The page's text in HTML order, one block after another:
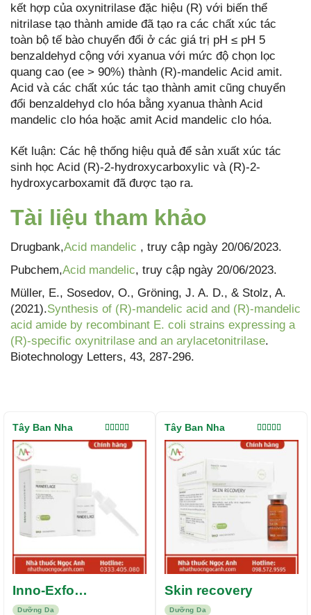
kết hợp của oxynitrilase đặc hiệu (R) với biến thể
nitrilase tạo thành amide đã tạo ra các chất xúc tác
toàn bộ tế bào chuyển đổi ở các giá trị pH ≤ pH 5
benzaldehyd cộng với xyanua với mức độ chọn lọc
quang cao (ee > 90%) thành (R)-mandelic Acid amit.
Acid và các chất xúc tác tạo thành amit cũng chuyển
đổi benzaldehyd clo hóa bằng xyanua thành Acid
mandelic clo hóa hoặc amit Acid mandelic clo hóa.
Kết luận: Các hệ thống hiệu quả để sản xuất xúc tác
sinh học Acid (R)-2-hydroxycarboxylic và (R)-2-
hydroxycarboxamit đã được tạo ra.
Tài liệu tham khảo
Drugbank,Acid mandelic , truy cập ngày 20/06/2023.
Pubchem,Acid mandelic, truy cập ngày 20/06/2023.
Müller, E., Sosedov, O., Gröning, J. A. D., & Stolz, A.
(2021).Synthesis of (R)-mandelic acid and (R)-mandelic
acid amide by recombinant E. coli strains expressing a
(R)-specific oxynitrilase and an arylacetonitrilase.
Biotechnology Letters, 43, 287-296.
Dưỡng Da
Inno-Exfo
Mandelage
Được xếp
hạng5.00
Tây Ban Nha
Dưỡng Da
Skin recovery
Được xếp
hạng5.00
Tây Ban Nha